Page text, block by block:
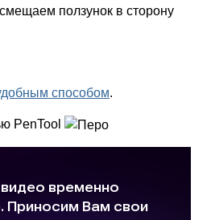
ползунок в сторону
способом.
PenTool